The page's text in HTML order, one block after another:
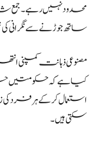
محدود نہیں رہے۔ جمع
ساتھ جوڑنے سے نگرانی کی
مصنوعی ذہانت کمپنی
کیا ہے کہ حکومتیں
استعمال کرکے ہر فرد کی
سکتی ہیں۔